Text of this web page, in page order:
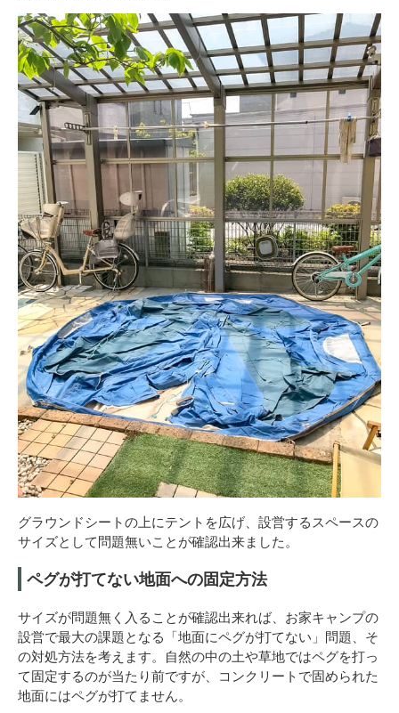
グラウンドシートの上にテントを広げ、設営するスペースの
サイズとして問題無いことが確認出来ました。
ペグが打てない地面への固定方法
サイズが問題無く入ることが確認出来れば、お家キャンプの
設営で最大の課題となる「地面にペグが打てない」問題、そ
の対処方法を考えます。自然の中の土や草地ではペグを打っ
て固定するのが当たり前ですが、コンクリートで固められた
地面にはペグが打てません。